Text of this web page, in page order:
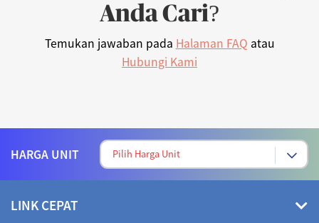
Anda Cari?
Temukan jawaban pada Halaman FAQ atau
Hubungi Kami
HARGA UNIT
LINK CEPAT